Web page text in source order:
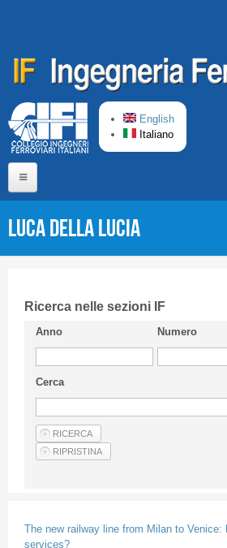
English
Italiano
CIFI in breve
Linee Guida
Privacy Policy
Articoli
Luca DELLA LUCIA
Ricerca nelle sezioni IF
Anno Numero
Cerca
The new railway line from Milan to Venice:
services?